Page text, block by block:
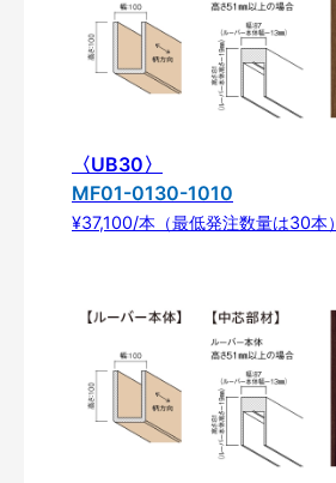
〈UB30〉
MF01-0130-1010
¥37,100/本（最低発注数量は30本）